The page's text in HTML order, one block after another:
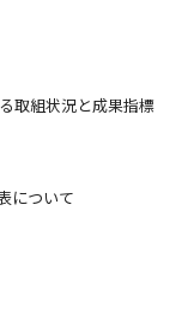
取組状況と成果指標
について